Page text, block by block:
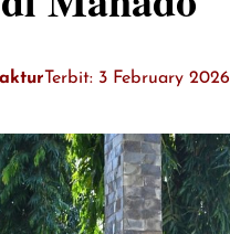
Terbit: 3 February 2026